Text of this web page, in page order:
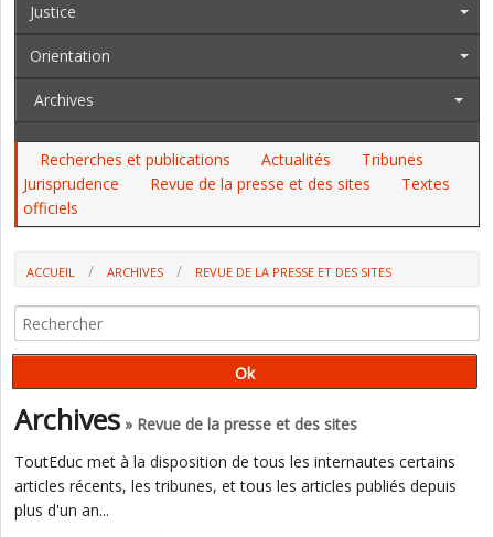
Justice
Orientation
Archives
Recherches et publications Actualités
Tribunes
Jurisprudence
Revue de la presse et des sites
Textes
officiels
ACCUEIL ARCHIVES
REVUE DE LA PRESSE ET DES SITES
2024 (P. WATRELOT)
Archives » Revue de la presse et des sites
ToutEduc met à la disposition de tous les internautes certains
articles récents, les tribunes, et tous les articles publiés depuis
plus d'un an...